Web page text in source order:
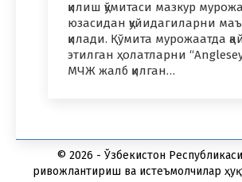
қилиш қўмитаси мазкур
юзасидан қуйидагиларни
қилади. Қўмита мурожаатда
этилган ҳолатларни
МЧЖ жалб қилган…
© 2026 - Ўзбекистон
ривожлантириш ва истеъмолчилар